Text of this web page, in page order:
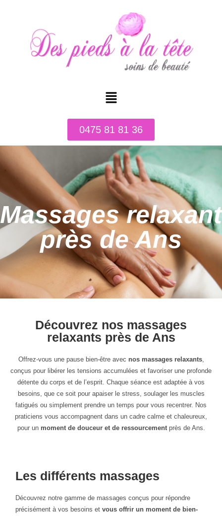
0475 81 81 36
Massages relaxant
près de Ans
Découvrez nos massages
relaxants près de Ans
Offrez-vous une pause bien-être avec nos massages relaxants,
conçus pour libérer les tensions accumulées et favoriser une profonde
détente du corps et de l’esprit. Chaque séance est adaptée à vos
besoins, que ce soit pour apaiser le stress, soulager les muscles
fatigués ou simplement prendre un temps pour vous recentrer. Nos
praticiens vous accompagnent dans un cadre calme et chaleureux,
pour un moment de douceur et de ressourcementprès de Ans.
Les différents massages
Découvrez notre gamme de massages conçus pour répondre
précisément à vos besoins etvous offrir un moment de bien-